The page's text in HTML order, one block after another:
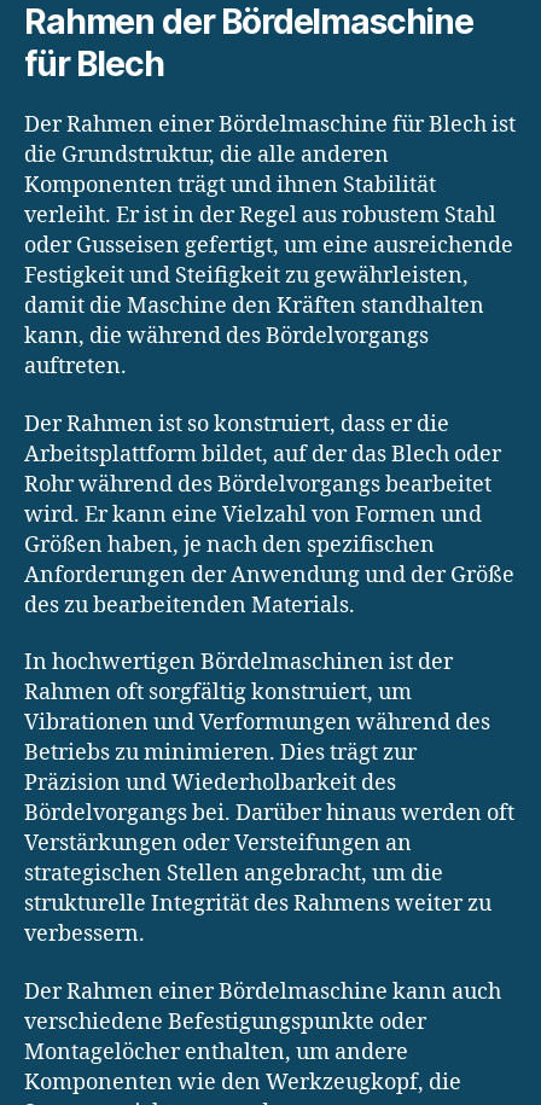
Rahmen der Bördelmaschine
für Blech
Der Rahmen einer Bördelmaschine für Blech ist
die Grundstruktur, die alle anderen
Komponenten trägt und ihnen Stabilität
verleiht. Er ist in der Regel aus robustem Stahl
oder Gusseisen gefertigt, um eine ausreichende
Festigkeit und Steifigkeit zu gewährleisten,
damit die Maschine den Kräften standhalten
kann, die während des Bördelvorgangs
auftreten.
Der Rahmen ist so konstruiert, dass er die
Arbeitsplattform bildet, auf der das Blech oder
Rohr während des Bördelvorgangs bearbeitet
wird. Er kann eine Vielzahl von Formen und
Größen haben, je nach den spezifischen
Anforderungen der Anwendung und der Größe
des zu bearbeitenden Materials.
In hochwertigen Bördelmaschinen ist der
Rahmen oft sorgfältig konstruiert, um
Vibrationen und Verformungen während des
Betriebs zu minimieren. Dies trägt zur
Präzision und Wiederholbarkeit des
Bördelvorgangs bei. Darüber hinaus werden oft
Verstärkungen oder Versteifungen an
strategischen Stellen angebracht, um die
strukturelle Integrität des Rahmens weiter zu
verbessern.
Der Rahmen einer Bördelmaschine kann auch
verschiedene Befestigungspunkte oder
Montagelöcher enthalten, um andere
Komponenten wie den Werkzeugkopf, die